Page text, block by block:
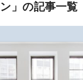
」の記事一覧